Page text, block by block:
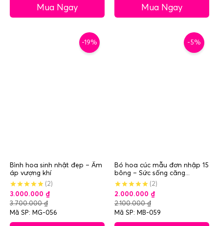
Mua Ngay Mua Ngay
-19%
Bình hoa sinh nhật đẹp – Ấm
áp vượng khí
(2)
3.000.000 ₫
3.700.000₫
Mã SP: MG-056
-5%
Bó hoa cúc mẫu đơn nhập 15
bông – Sức sống căng...
(2)
2.000.000 ₫
2.100.000₫
Mã SP: MB-059